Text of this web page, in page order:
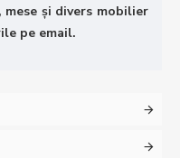
și divers mobilier
pe email.